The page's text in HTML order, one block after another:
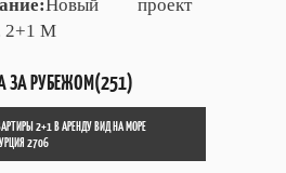
Новый проект
2+1 М
ЗА РУБЕЖОМ(251)
2+1 В АРЕНДУ ВИД НА МОРЕ
2706